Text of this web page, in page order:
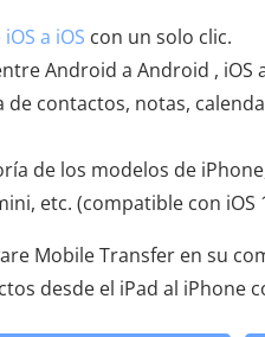
a iOS con un solo clic.
Android a Android , iOS
contactos, notas,
de los modelos de
etc. (compatible con iOS
Mobile Transfer en su
desde el iPad al iPhone